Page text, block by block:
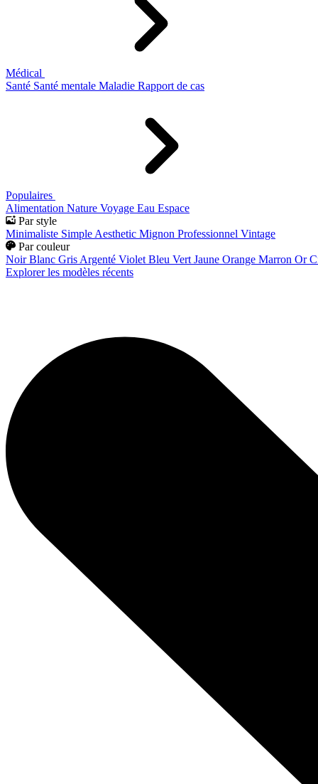
Médical
Santé Santé mentale Maladie Rapport de cas
Populaires
Alimentation Nature Voyage Eau Espace
Par style
Minimaliste Simple Aesthetic Mignon Professionnel Vintage
Par couleur
Noir Blanc Gris Argenté Violet Bleu Vert Jaune Orange Marron Or
Explorer les modèles récents